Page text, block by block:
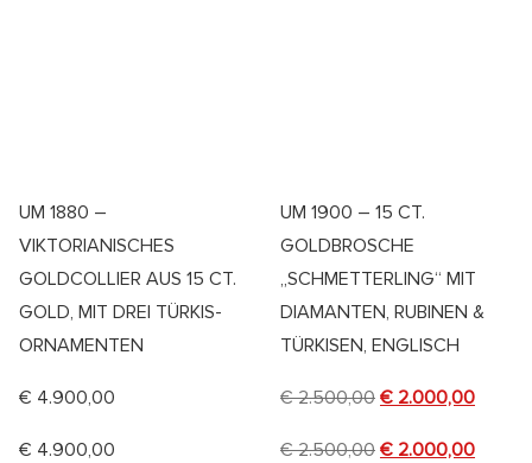
UM 1880 –
VIKTORIANISCHES
GOLDCOLLIER AUS 15 CT.
GOLD, MIT DREI TÜRKIS-
ORNAMENTEN
€ 4.900,00
€ 4.900,00
UM 1900 – 15 CT.
GOLDBROSCHE
„SCHMETTERLING“ MIT
DIAMANTEN, RUBINEN &
TÜRKISEN, ENGLISCH
€2.500,00 € 2.000,00
€2.500,00 € 2.000,00